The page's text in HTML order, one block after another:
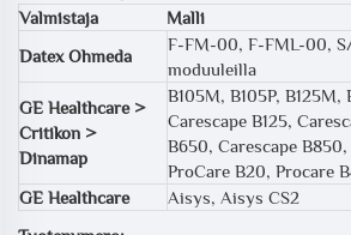
Valmistaja
Malli
Datex Ohmeda
F-FM-00, F-FML-00,
moduuleilla
GE Healthcare >
Critikon >
Dinamap
B105M, B105P, B125M,
Carescape B125,
B650, Carescape
ProCare B20, Procare
GE Healthcare
Aisys, Aisys CS2